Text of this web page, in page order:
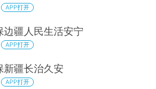
APP打开
边疆人民生活安宁
APP打开
新疆长治久安
APP打开